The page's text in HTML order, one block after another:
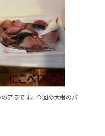
アラです。今回の大根のパ